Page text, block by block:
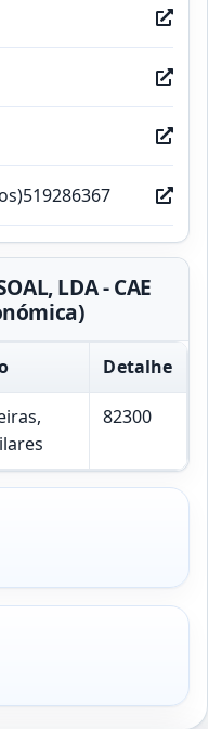
LDA - CAE
Detalhe
82300